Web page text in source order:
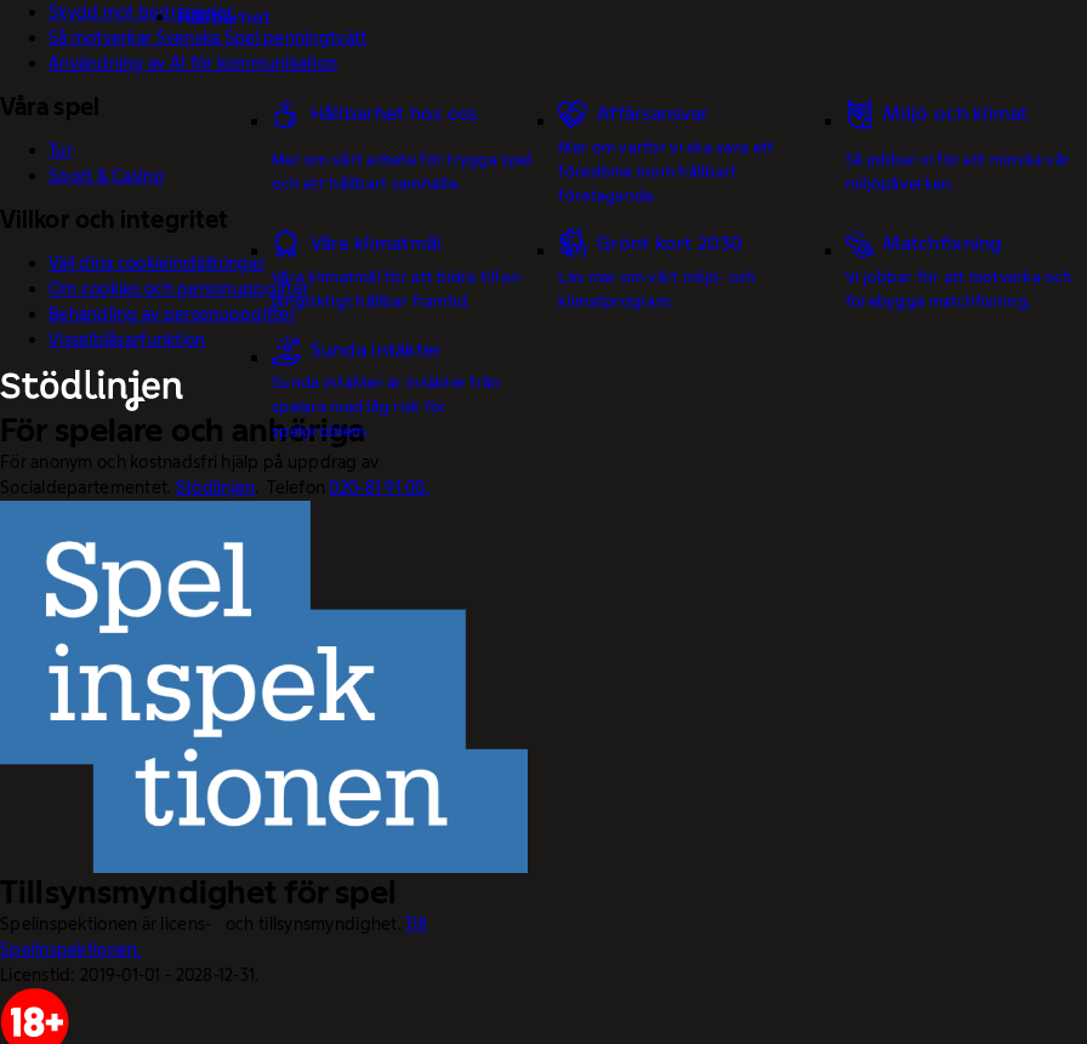
Hållbarhet
Hållbarhet hos oss
Mer om vårt arbete för trygga spel
och ett hållbart samhälle.
Affärsansvar
Mer om varför vi ska vara ett
föredöme inom hållbart
företagande.
Miljö och klimat
Så jobbar vi för att minska vår
miljöpåverkan.
Våra klimatmål
Våra klimatmål för att bidra till en
långsiktigt hållbar framtid.
Grönt kort 2030
Läs mer om vårt miljö- och
klimatprogram.
Matchfixning
Vi jobbar för att motverka och
förebygga matchfixning.
Sunda intäkter
Sunda intäkter är intäkter från
spelare med låg risk för
spelproblem.
Skydd mot bedrägerier
Så motverkar Svenska Spel penningtvätt
Användning av AI för kommunikation
Våra spel
Tur
Sport & Casino
Villkor och integritet
Välj dina cookieinställningar
Om cookies och personuppgifter
Behandling av personuppgifter
Visselblåsarfunktion
För spelare och anhöriga
För anonym och kostnadsfri hjälp på uppdrag av
Socialdepartementet. Stödlinjen. Telefon020-81 91 00.
Tillsynsmyndighet för spel
Spelinspektionen är licens- och tillsynsmyndighet.Till
Spelinspektionen.
Licenstid: 2019-01-01 - 2028-12-31.